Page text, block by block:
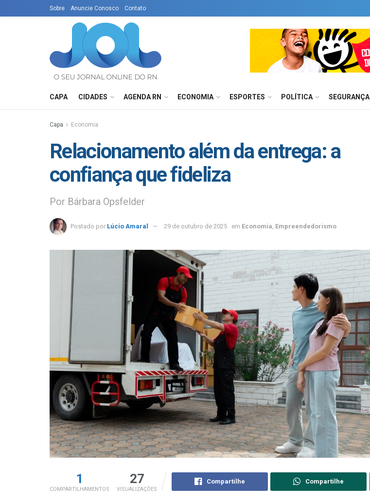
Sobre Anuncie Conosco Contato
CAPA CIDADES AGENDA RN ECONOMIA ESPORTES POLÍTICA SEGURANÇA
Capa Economia
Relacionamento além da entrega: a
confiança que fideliza
Por Bárbara Opsfelder
Postado por Lúcio Amaral 29 de outubro de 2025 em Economia Empreendedorismo
1
COMPARTILHAMENTOS
27
VISUALIZAÇÕES
Compartilhe Compartilhe